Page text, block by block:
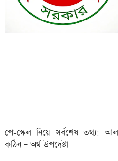
পে-স্কেল নিয়ে সর্বশেষ তথ্য:
কঠিন – অর্থ উপদেষ্টা